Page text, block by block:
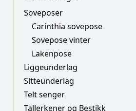
Soveposer
Carinthia sovepose
Sovepose vinter
Lakenpose
Liggeunderlag
Sitteunderlag
Telt senger
Tallerkener og Bestikk